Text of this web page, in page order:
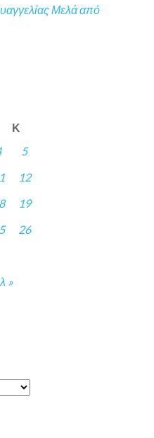
Μελά από
Κ
»
5
12
19
26